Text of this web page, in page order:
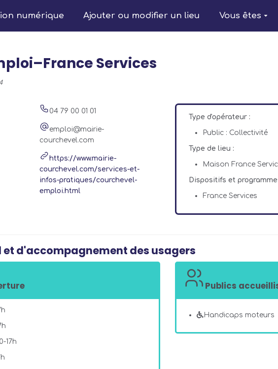
numérique Ajouter ou modifier un lieu Vous êtes
Services
04 79 00 01 01
emploi@mairie-
courchevel.com
https://www.mairie-
courchevel.com/services-et-
infos-pratiques/courchevel-
emploi.html
Type d'opérateur :
Public : Collectivité
Type de lieu :
Maison France
Dispositifs et
France Services
d'accompagnement des usagers
17h
Publics
Handicaps moteurs